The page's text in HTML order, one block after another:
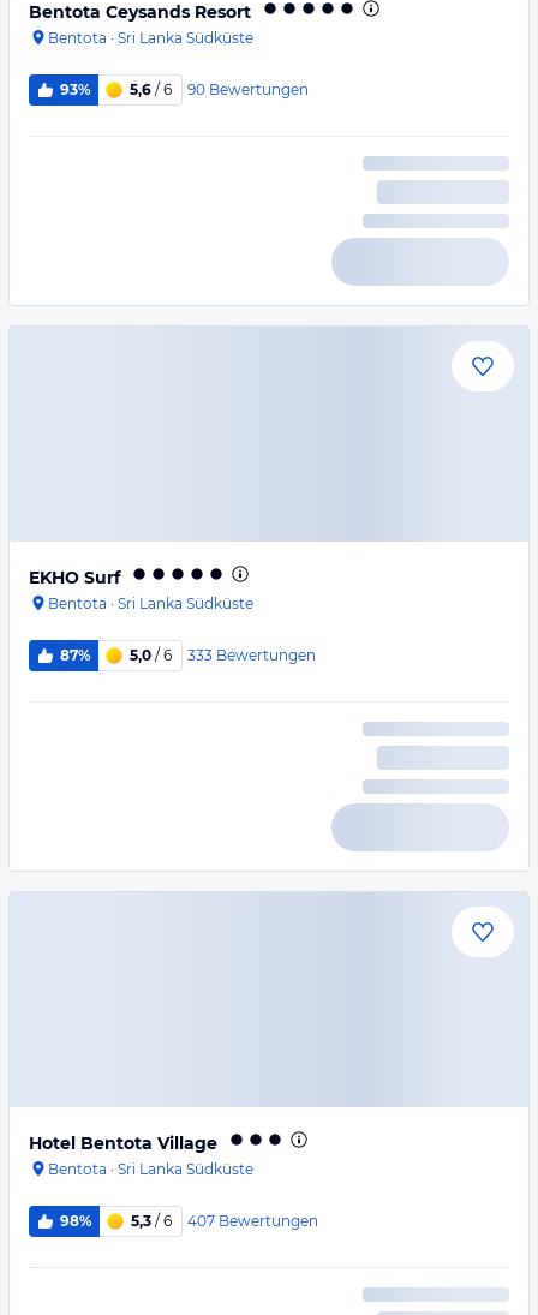
Bentota Ceysands Resort
Bentota · Sri Lanka Südküste
93% 5,6 / 6 90 Bewertungen
EKHO Surf
Bentota · Sri Lanka Südküste
87% 5,0 / 6 333 Bewertungen
Hotel Bentota Village
Bentota · Sri Lanka Südküste
98% 5,3 / 6 407 Bewertungen